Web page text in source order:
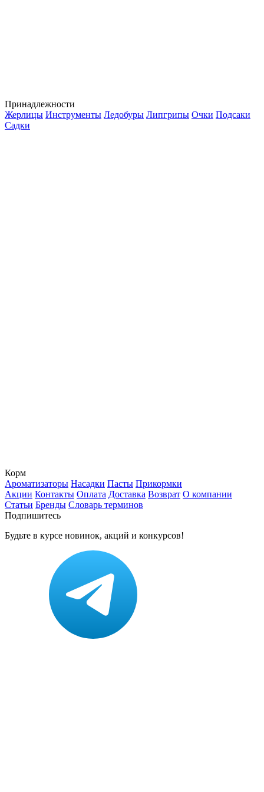
Принадлежности
Жерлицы Инструменты Ледобуры Липгрипы Очки Подсаки
Садки
Корм
Ароматизаторы Насадки Пасты Прикормки
Акции Контакты Оплата Доставка Возврат О компании
Статьи Бренды Словарь терминов
Подпишитесь
Будьте в курсе новинок, акций и конкурсов!